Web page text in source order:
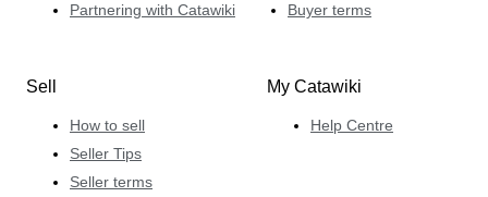
Partnering with Catawiki
Buyer terms
Sell
How to sell
Seller Tips
Seller terms
My Catawiki
Help Centre